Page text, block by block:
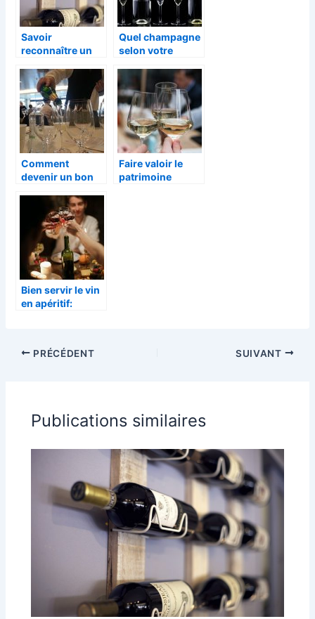
Savoir
reconnaître un
lors d’une
dégustation
Quel champagne
selon votre
Comment
devenir un bon
Faire valoir le
patrimoine
Bien servir le vin
en apéritif:
PRÉCÉDENT SUIVANT
Publications similaires